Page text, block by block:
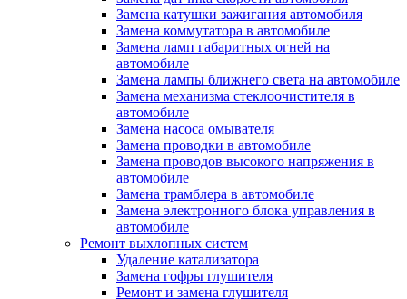
Замена катушки зажигания автомобиля
Замена коммутатора в автомобиле
Замена ламп габаритных огней на
автомобиле
Замена лампы ближнего света на автомобиле
Замена механизма стеклоочистителя в
автомобиле
Замена насоса омывателя
Замена проводки в автомобиле
Замена проводов высокого напряжения в
автомобиле
Замена трамблера в автомобиле
Замена электронного блока управления в
автомобиле
Ремонт выхлопных систем
Удаление катализатора
Замена гофры глушителя
Ремонт и замена глушителя